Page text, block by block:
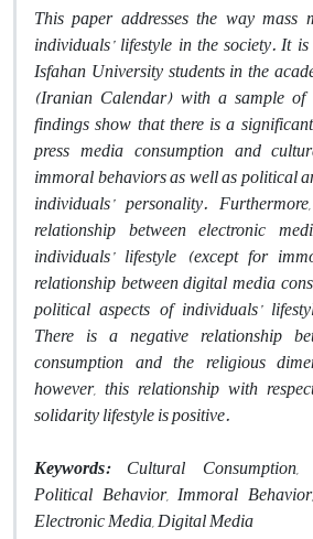
This paper addresses the way
individuals’ lifestyle in the society. It
Isfahan University students in the
(Iranian Calendar) with a sample
findings show that there is a
press media consumption and
immoral behaviors as well as political
individuals’ personality.
relationship between electronic
individuals’ lifestyle (except for
relationship between digital media
political aspects of individuals’
There is a negative relationship
consumption and the religious
however, this relationship with
solidarity lifestyle is positive.
Keywords:Cultural Consumption,
Political Behavior, Immoral
Electronic Media, Digital Media